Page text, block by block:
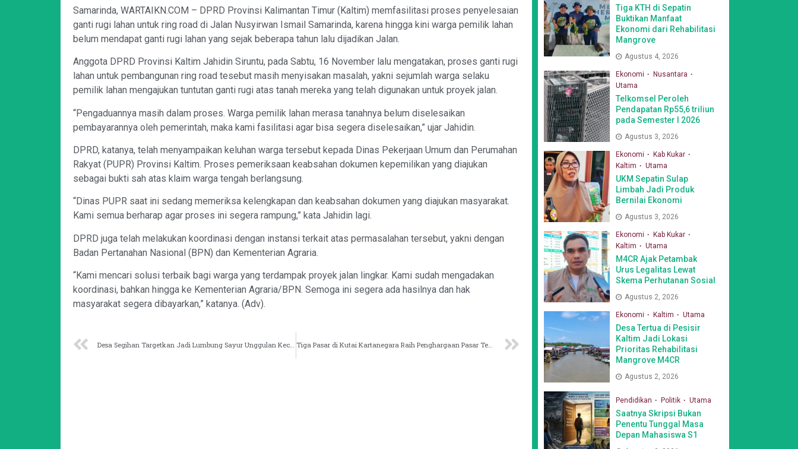
Samarinda, WARTAIKN.COM – DPRD Provinsi Kalimantan Timur (Kaltim) memfasilitasi proses penyelesaian
ganti rugi lahan untuk ring road di Jalan Nusyirwan Ismail Samarinda, karena hingga kini warga pemilik lahan
belum mendapat ganti rugi lahan yang sejak beberapa tahun lalu dijadikan Jalan.
Anggota DPRD Provinsi Kaltim Jahidin Siruntu, pada Sabtu, 16 November lalu mengatakan, proses ganti rugi
lahan untuk pembangunan ring road tesebut masih menyisakan masalah, yakni sejumlah warga selaku
pemilik lahan mengajukan tuntutan ganti rugi atas tanah mereka yang telah digunakan untuk proyek jalan.
“Pengaduannya masih dalam proses. Warga pemilik lahan merasa tanahnya belum diselesaikan
pembayarannya oleh pemerintah, maka kami fasilitasi agar bisa segera diselesaikan,” ujar Jahidin.
DPRD, katanya, telah menyampaikan keluhan warga tersebut kepada Dinas Pekerjaan Umum dan Perumahan
Rakyat (PUPR) Provinsi Kaltim. Proses pemeriksaan keabsahan dokumen kepemilikan yang diajukan
sebagai bukti sah atas klaim warga tengah berlangsung.
“Dinas PUPR saat ini sedang memeriksa kelengkapan dan keabsahan dokumen yang diajukan masyarakat.
Kami semua berharap agar proses ini segera rampung,” kata Jahidin lagi.
DPRD juga telah melakukan koordinasi dengan instansi terkait atas permasalahan tersebut, yakni dengan
Badan Pertanahan Nasional (BPN) dan Kementerian Agraria.
“Kami mencari solusi terbaik bagi warga yang terdampak proyek jalan lingkar. Kami sudah mengadakan
koordinasi, bahkan hingga ke Kementerian Agraria/BPN. Semoga ini segera ada hasilnya dan hak
masyarakat segera dibayarkan,” katanya. (Adv).
Desa Segihan Targetkan Jadi Lumbung Sayur Unggulan Kecamatan Sebulu Tiga Pasar di Kutai Kartanegara Raih Penghargaan Pasar Tertib Ukur Nasional
Tiga KTH di Sepatin
Buktikan Manfaat
Ekonomi dari Rehabilitasi
Mangrove
Agustus 4, 2026
Ekonomi
Nusantara
Utama
Telkomsel Peroleh
Pendapatan Rp55,6 triliun
pada Semester I 2026
Agustus 3, 2026
Ekonomi
Kab Kukar
Kaltim
Utama
UKM Sepatin Sulap
Limbah Jadi Produk
Bernilai Ekonomi
Agustus 3, 2026
Ekonomi
Kab Kukar
Kaltim
Utama
M4CR Ajak Petambak
Urus Legalitas Lewat
Skema Perhutanan Sosial
Agustus 2, 2026
Ekonomi Kaltim Utama
Desa Tertua di Pesisir
Kaltim Jadi Lokasi
Prioritas Rehabilitasi
Mangrove M4CR
Agustus 2, 2026
Pendidikan Politik Utama
Saatnya Skripsi Bukan
Penentu Tunggal Masa
Depan Mahasiswa S1